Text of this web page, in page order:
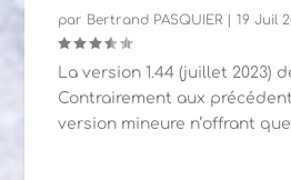
par Bertrand PASQUIER |19 Juil
La version 1.44 (juillet 2023)
Contrairement aux
version mineure n’offrant